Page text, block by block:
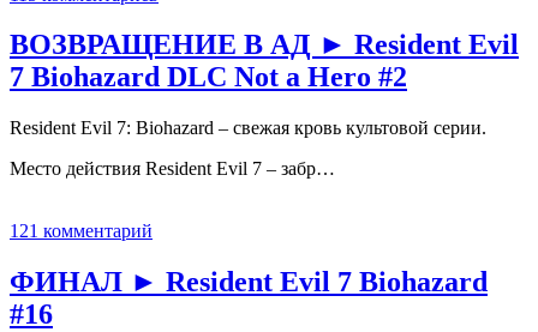
ВОЗВРАЩЕНИЕ В АД ► Resident Evil
7 Biohazard DLC Not a Hero #2
Resident Evil 7: Biohazard – свежая кровь культовой серии.
Место действия Resident Evil 7 – забр…
121 комментарий
ФИНАЛ ► Resident Evil 7 Biohazard
#16